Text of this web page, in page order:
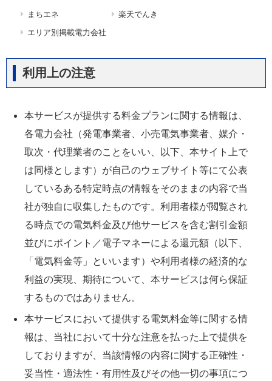
まちエネ
楽天でんき
エリア別掲載電力会社
利用上の注意
本サービスが提供する料金プランに関する情報は、
各電力会社（発電事業者、小売電気事業者、媒介・
取次・代理業者のことをいい、以下、本サイト上で
は同様とします）が自己のウェブサイト等にて公表
しているある特定時点の情報をそのままの内容で当
社が独自に収集したものです。利用者様が閲覧され
る時点での電気料金及び他サービスを含む割引金額
並びにポイント／電子マネーによる還元額（以下、
「電気料金等」といいます）や利用者様の経済的な
利益の実現、期待について、本サービスは何ら保証
するものではありません。
本サービスにおいて提供する電気料金等に関する情
報は、当社において十分な注意を払った上で提供を
しておりますが、当該情報の内容に関する正確性・
妥当性・適法性・有用性及びその他一切の事項につ